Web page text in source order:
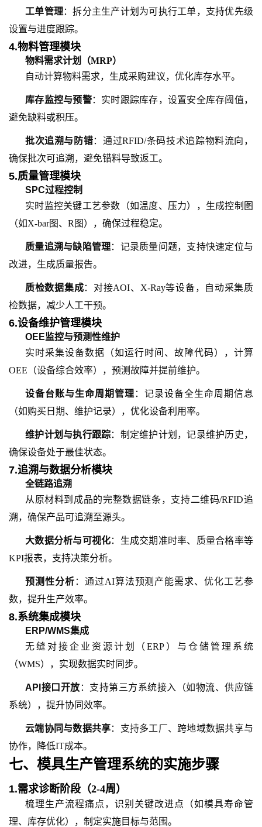
工单管理：拆分主生产计划为可执行工单，支持优先级
设置与进度跟踪。
4.物料管理模块
物料需求计划（MRP）
自动计算物料需求，生成采购建议，优化库存水平。
库存监控与预警：实时跟踪库存，设置安全库存阈值，
避免缺料或积压。
批次追溯与防错：通过RFID/条码技术追踪物料流向，
确保批次可追溯，避免错料导致返工。
5.质量管理模块
SPC过程控制
实时监控关键工艺参数（如温度、压力），生成控制图
（如X-bar图、R图），确保过程稳定。
质量追溯与缺陷管理：记录质量问题，支持快速定位与
改进，生成质量报告。
质检数据集成：对接AOI、X-Ray等设备，自动采集质
检数据，减少人工干预。
6.设备维护管理模块
OEE监控与预测性维护
实时采集设备数据（如运行时间、故障代码），计算
OEE（设备综合效率），预测故障并提前维护。
设备台账与生命周期管理 ：记录设备全生命周期信息
（如购买日期、维护记录），优化设备利用率。
维护计划与执行跟踪：制定维护计划，记录维护历史，
确保设备处于最佳状态。
7.追溯与数据分析模块
全链路追溯
从原材料到成品的完整数据链条，支持二维码/RFID追
溯，确保产品可追溯至源头。
大数据分析与可视化：生成交期准时率、质量合格率等
KPI报表，支持决策分析。
预测性分析 ：通过AI算法预测产能需求、优化工艺参
数，提升生产效率。
8.系统集成模块
ERP/WMS集成
无缝对接企业资源计划（ERP）与仓储管理系统
（WMS），实现数据实时同步。
API接口开放 ：支持第三方系统接入（如物流、供应链
系统），提升协同效率。
云端协同与数据共享：支持多工厂、跨地域数据共享与
协作，降低IT成本。
七、模具生产管理系统的实施步骤
1.需求诊断阶段（2-4周）
梳理生产流程痛点，识别关键改进点（如模具寿命管
理、库存优化），制定实施目标与范围。